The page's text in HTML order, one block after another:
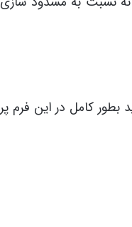
کامل در این فرم پر